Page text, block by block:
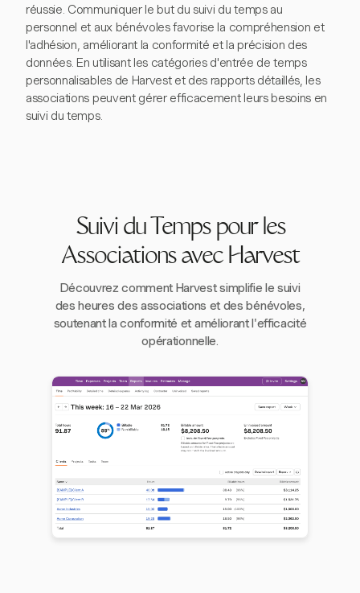
réussie. Communiquer le but du suivi du temps au
personnel et aux bénévoles favorise la compréhension et
l'adhésion, améliorant la conformité et la précision des
données. En utilisant les catégories d'entrée de temps
personnalisables de Harvest et des rapports détaillés, les
associations peuvent gérer efficacement leurs besoins en
suivi du temps.
Suivi du Temps pour les
Associations avec Harvest
Découvrez comment Harvest simplifie le suivi
des heures des associations et des bénévoles,
soutenant la conformité et améliorant l'efficacité
opérationnelle.